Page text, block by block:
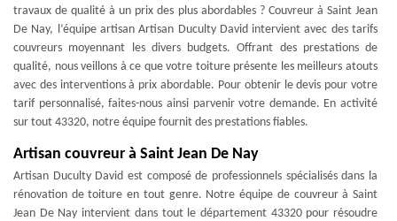
travaux de qualité à un prix des plus abordables ? Couvreur à Saint Jean
De Nay, l’équipe artisan Artisan Duculty David intervient avec des tarifs
couvreurs moyennant les divers budgets. Offrant des prestations de
qualité, nous veillons à ce que votre toiture présente les meilleurs atouts
avec des interventions à prix abordable. Pour obtenir le devis pour votre
tarif personnalisé, faites-nous ainsi parvenir votre demande. En activité
sur tout 43320, notre équipe fournit des prestations fiables.
Artisan couvreur à Saint Jean De Nay
Artisan Duculty David est composé de professionnels spécialisés dans la
rénovation de toiture en tout genre. Notre équipe de couvreur à Saint
Jean De Nay intervient dans tout le département 43320 pour résoudre